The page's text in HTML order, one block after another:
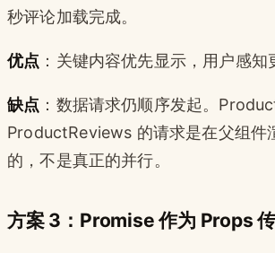
秒评论加载完成。
优点 ：关键内容优先显示，用户感知
缺点 ：数据请求仍顺序发起。
ProductReviews 的请求是在父组件
的，不是真正的并行。
方案 3：Promise 作为 Props